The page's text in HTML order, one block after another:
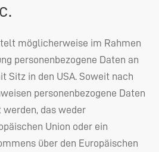
möglicherweise im Rahmen
personenbezogene Daten an
Sitz in den USA. Soweit nach
personenbezogene Daten
das weder
Union oder ein
über den Europäischen